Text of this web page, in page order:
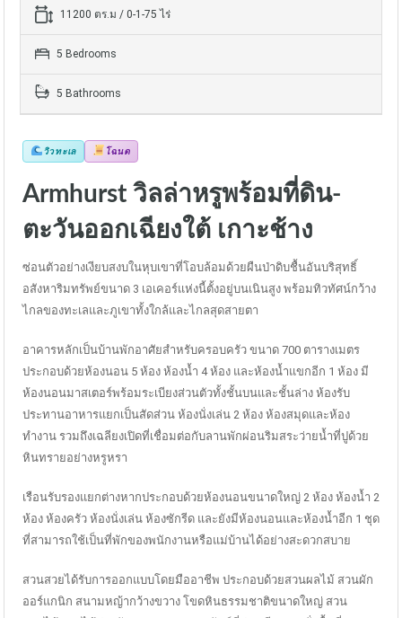
11200 ตร.ม / 0-1-75 ไร่
5 Bedrooms
5 Bathrooms
วิวทะเล โฉนด
Armhurst วิลล่าหรูพร้อมที่ดิน-
ตะวันออกเฉียงใต้ เกาะช้าง
ซ่อนตัวอย่างเงียบสงบในหุบเขาที่โอบล้อมด้วยผืนป่าดิบชื้นอันบริสุทธิ์
อสังหาริมทรัพย์ขนาด 3 เอเคอร์แห่งนี้ตั้งอยู่บนเนินสูง พร้อมทิวทัศน์กว้าง
ไกลของทะเลและภูเขาทั้งใกล้และไกลสุดสายตา
อาคารหลักเป็นบ้านพักอาศัยสำหรับครอบครัว ขนาด 700 ตารางเมตร
ประกอบด้วยห้องนอน 5 ห้อง ห้องน้ำ 4 ห้อง และห้องน้ำแขกอีก 1 ห้อง มี
ห้องนอนมาสเตอร์พร้อมระเบียงส่วนตัวทั้งชั้นบนและชั้นล่าง ห้องรับ
ประทานอาหารแยกเป็นสัดส่วน ห้องนั่งเล่น 2 ห้อง ห้องสมุดและห้อง
ทำงาน รวมถึงเฉลียงเปิดที่เชื่อมต่อกับลานพักผ่อนริมสระว่ายน้ำที่ปูด้วย
หินทรายอย่างหรูหรา
เรือนรับรองแยกต่างหากประกอบด้วยห้องนอนขนาดใหญ่ 2 ห้อง ห้องน้ำ 2
ห้อง ห้องครัว ห้องนั่งเล่น ห้องซักรีด และยังมีห้องนอนและห้องน้ำอีก 1 ชุด
ที่สามารถใช้เป็นที่พักของพนักงานหรือแม่บ้านได้อย่างสะดวกสบาย
สวนสวยได้รับการออกแบบโดยมืออาชีพ ประกอบด้วยสวนผลไม้ สวนผัก
ออร์แกนิก สนามหญ้ากว้างขวาง โขดหินธรรมชาติขนาดใหญ่ สวน